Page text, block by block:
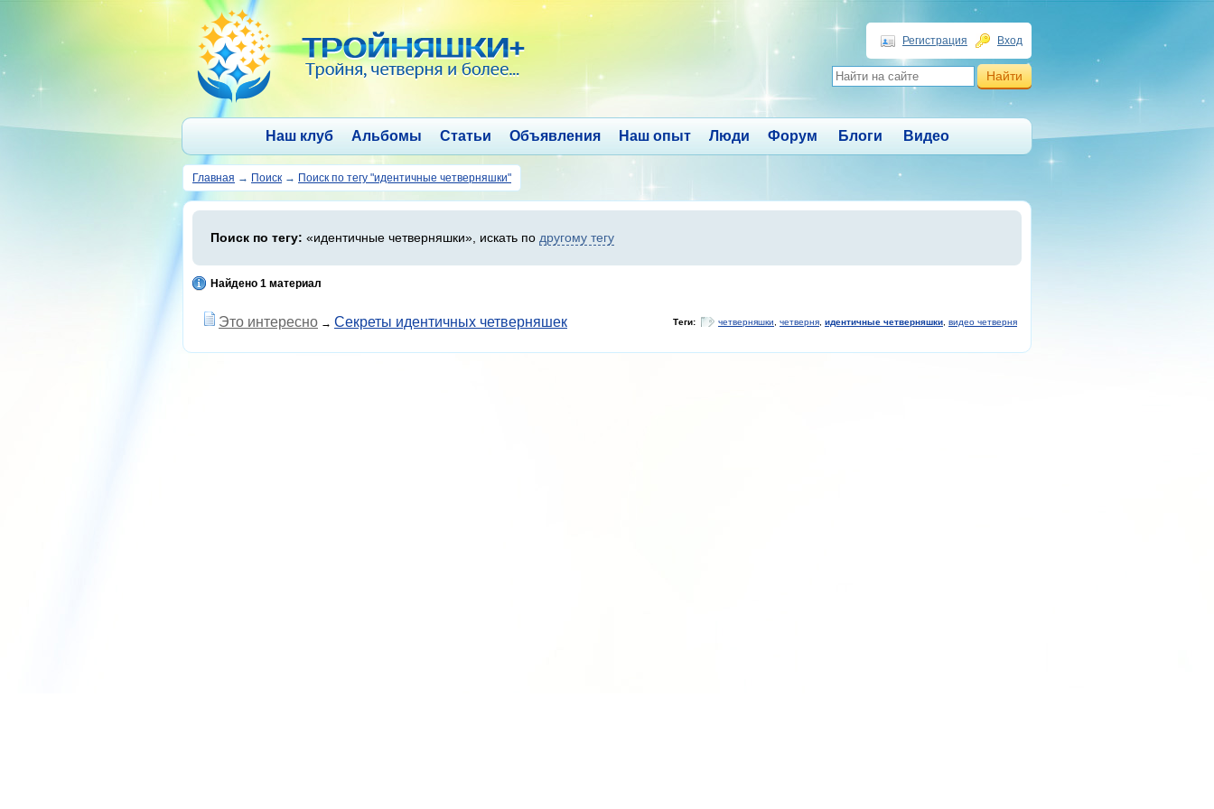
Регистрация Вход
Наш клуб Альбомы Статьи Объявления Наш опыт Люди Форум Блоги Видео
Главная → Поиск → Поиск по тегу "идентичные четверняшки"
Поиск по тегу: «идентичные четверняшки», искать по другому тегу
Найдено 1 материал
Это интересно → Секреты идентичных четверняшек Теги: четверняшки четверня идентичные четверняшки видео четверня